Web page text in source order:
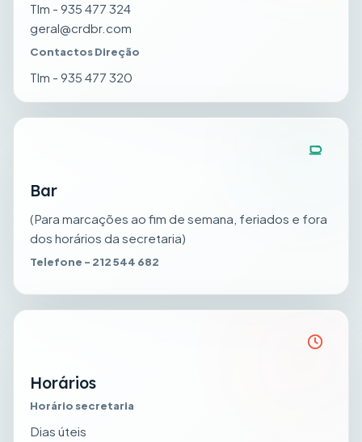
Tlm - 935 477 324
geral@crdbr.com
Contactos Direção
Tlm - 935 477 320
Bar
(Para marcações ao fim de semana, feriados e fora
dos horários da secretaria)
Telefone - 212 544 682
Horários
Horário secretaria
Dias úteis